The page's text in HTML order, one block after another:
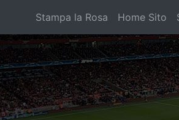
Stampa la Rosa Home Sito